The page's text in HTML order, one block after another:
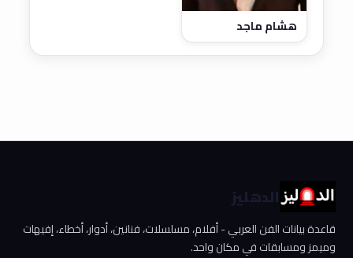
هشام ماجد
الدهليز
قاعدة بيانات الفن العربي - أفلام، مسلسلات، فنانين، أدوار، أخطاء، إفيهات
وميمز ومسابقات في مكان واحد.